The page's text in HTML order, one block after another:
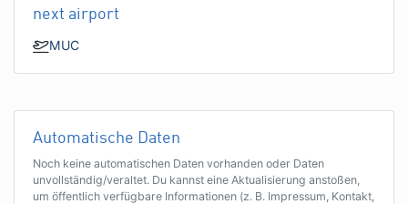
next airport
MUC
Automatische Daten
Noch keine automatischen Daten vorhanden oder Daten
unvollständig/veraltet. Du kannst eine Aktualisierung anstoßen,
um öffentlich verfügbare Informationen (z. B. Impressum, Kontakt,